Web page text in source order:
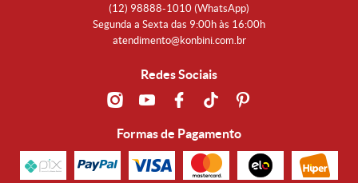
(12) 98888-1010 (WhatsApp)
Segunda a Sexta das 9:00h às 16:00h
atendimento@konbini.com.br
Redes Sociais
Formas de Pagamento